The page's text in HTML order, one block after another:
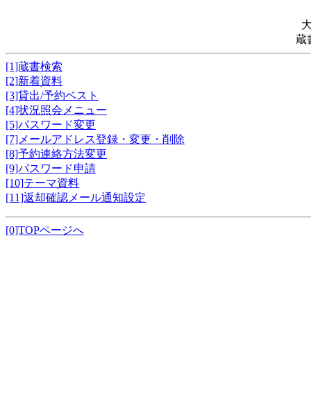
蔵
[1]蔵書検索
[2]新着資料
[3]貸出/予約ベスト
[4]状況照会メニュー
[5]パスワード変更
[7]メールアドレス登録・変更・削除
[8]予約連絡方法変更
[9]パスワード申請
[10]テーマ資料
[11]返却確認メール通知設定
[0]TOPページへ